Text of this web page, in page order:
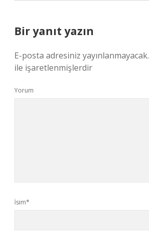
Bir yanıt yazın
E-posta adresiniz yayınlanmayacak.
ile işaretlenmişlerdir
Yorum
İsim*